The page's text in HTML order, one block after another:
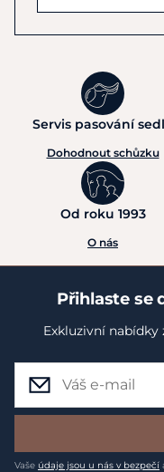
Servis pasování
Dohodnout schůzku
Od roku 1993
O nás
Přihlaste se
Exkluzivní nabídky
Vaše údaje jsou u nás v bezpečí